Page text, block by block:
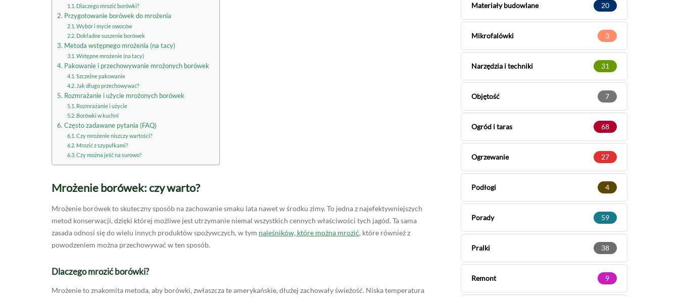
Dlaczego mrozić borówki?
Przygotowanie borówek do mrożenia
Wybór i mycie owoców
Dokładne suszenie borówek
Metoda wstępnego mrożenia (na tacy)
Wstępne mrożenie (na tacy)
Pakowanie i przechowywanie mrożonych borówek
Szczelne pakowanie
Jak długo przechowywać?
Rozmrażanie i użycie mrożonych borówek
Rozmrażanie i użycie
Borówki w kuchni
Często zadawane pytania (FAQ)
Czy mrożenie niszczy wartości?
Mrozić z szypułkami?
Czy można jeść na surowo?
Mrożenie borówek: czy warto?
Mrożenie borówek to skuteczny sposób na zachowanie smaku lata nawet w środku zimy. To jedna z najefektywniejszych
metod konserwacji, dzięki której możliwe jest utrzymanie niemal wszystkich cennych właściwości tych jagód. Ta sama
zasada odnosi się do wielu innych produktów spożywczych, w tym naleśników, które można mrozić, które również z
powodzeniem można przechowywać w ten sposób.
Dlaczego mrozić borówki?
Mrożenie to znakomita metoda, aby borówki, zwłaszcza te amerykańskie, dłużej zachowały świeżość. Niska temperatura
Materiały budowlane 20
Mikrofalówki 3
Narzędzia i techniki 31
Objętość 7
Ogród i taras 68
Ogrzewanie 27
Podłogi 4
Porady 59
Pralki 38
Remont 9